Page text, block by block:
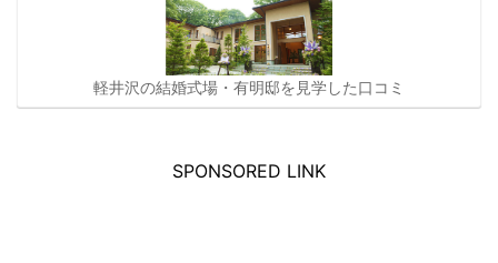
軽井沢の結婚式場・有明邸を見学した口コミ
SPONSORED LINK